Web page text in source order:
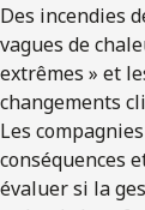
Des incendies
vagues de
extrêmes » et
changements
Les
conséquences
évaluer si la